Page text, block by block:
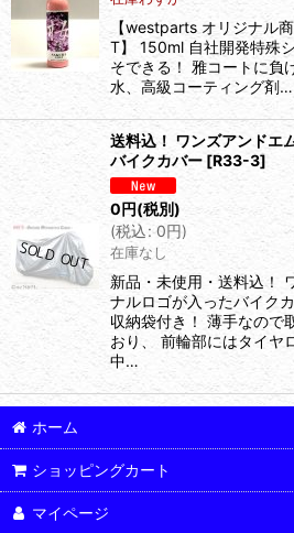
【westparts オリジナル
T】 150ml 自社開発特殊
そできる！ 雅コートに負
水、高級コーティング剤…
送料込！ ワンズアンドエ
バイクカバー [R33-3]
0円(税別)
(税込: 0円)
在庫なし
新品・未使用・送料込！
ナルロゴが入ったバイク
収納袋付き！ 薄手なので
おり、 前輪部にはタイヤ
中…
ホーム
ショッピングカート
マイページ